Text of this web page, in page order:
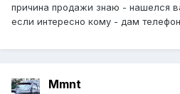
причина продажи знаю - нашелся
если интересно кому - дам
Mmnt